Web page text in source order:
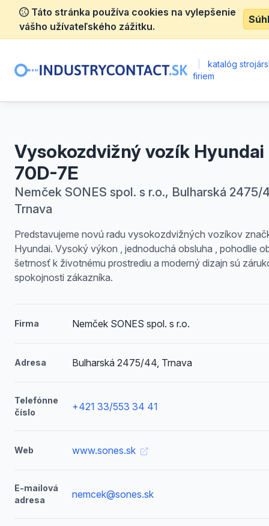
Táto stránka používa cookies na vylepšenie
vášho užívateľského zážitku.
katalóg
firiem
Vysokozdvižný vozík Hyundai
70D-7E
Nemček SONES spol. s r.o., Bulharská 2475/
Trnava
Predstavujeme novú radu vysokozdvižných vozíkov
Hyundai. Vysoký výkon , jednoduchá obsluha , pohodlie
šetrnosť k životnému prostrediu a moderný dizajn sú
spokojnosti zákazníka.
Firma Nemček SONES spol. s r.o.
Adresa Bulharská 2475/44, Trnava
Telefónne
číslo
+421 33/553 34 41
Web www.sones.sk
E-mailová
adresa
nemcek@sones.sk